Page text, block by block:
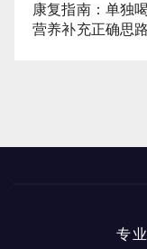
康复指南：单独
营养补充正确思路
专